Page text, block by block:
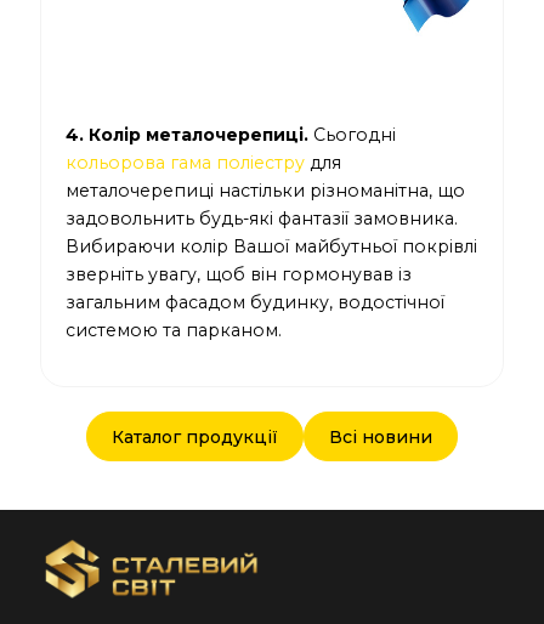
4. Колір металочерепиці. Сьогодні
кольорова гама поліестру для
металочерепиці настільки різноманітна, що
задовольнить будь-які фантазії замовника.
Вибираючи колір Вашої майбутньої покрівлі
зверніть увагу, щоб він гормонував із
загальним фасадом будинку, водостічної
системою та парканом.
Каталог продукції Всі новини